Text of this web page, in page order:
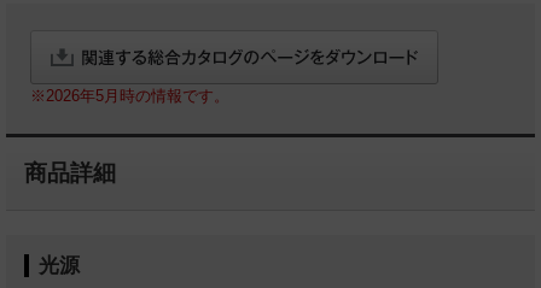
※2026年5月時の情報です。
商品詳細
光源